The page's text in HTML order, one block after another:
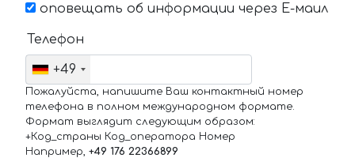
оповещать об информации через Е-маил
Телефон
+49
Пожалуйста, напишите Ваш контактный номер
телефона в полном международном формате.
Формат выглядит следующим образом:
+Код_страны Код_оператора Номер
Например, +49 176 22366899